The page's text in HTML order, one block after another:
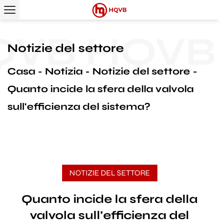
HQVB
Notizie del settore
Casa Notizia
Notizie del settore
Quanto incide la sfera della valvola
sull'efficienza del sistema?
NOTIZIE DEL SETTORE
Quanto incide la sfera della
valvola sull'efficienza del